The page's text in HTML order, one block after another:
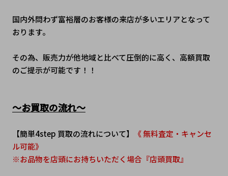
国内外問わず富裕層のお客様の来店が多いエリアとなって
おります。
その為、販売力が他地域と比べて圧倒的に高く、高額買取
のご提示が可能です！！
～お買取の流れ～
【簡単4step 買取の流れについて】
《 無料査定・キャンセ
ル可能》
※お品物を店頭にお持ちいただく場合『店頭買取』